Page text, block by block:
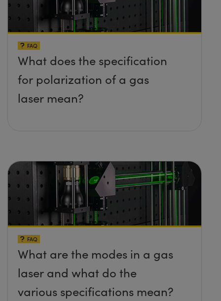
FAQ
What does the specification
for polarization of a gas
laser mean?
FAQ
What are the modes in a gas
laser and what do the
various specifications mean?